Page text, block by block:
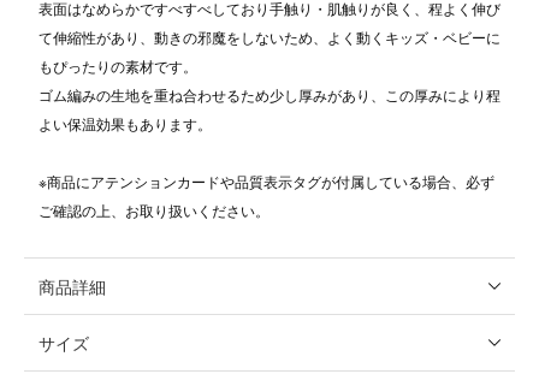
表面はなめらかですべすべしており手触り・肌触りが良く、程よく伸び
て伸縮性があり、動きの邪魔をしないため、よく動くキッズ・ベビーに
もぴったりの素材です。
ゴム編みの生地を重ね合わせるため少し厚みがあり、この厚みにより程
よい保温効果もあります。
※商品にアテンションカードや品質表示タグが付属している場合、必ず
ご確認の上、お取り扱いください。
商品詳細
サイズ